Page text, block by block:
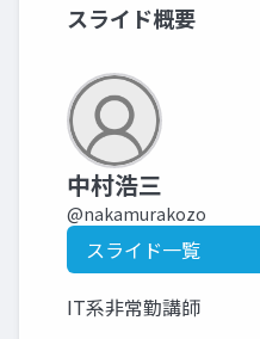
スライド概要
中村浩三
@nakamurakozo
スライド一覧
IT系非常勤講師